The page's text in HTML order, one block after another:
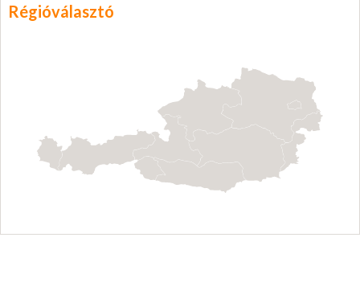
Régióválasztó